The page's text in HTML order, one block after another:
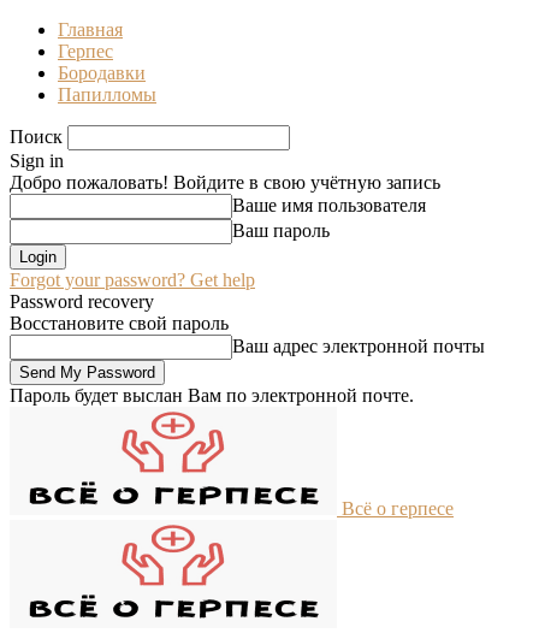
Главная
Герпес
Бородавки
Папилломы
Поиск
Sign in
Добро пожаловать! Войдите в свою учётную запись
Ваше имя пользователя
Ваш пароль
Forgot your password? Get help
Password recovery
Восстановите свой пароль
Ваш адрес электронной почты
Пароль будет выслан Вам по электронной почте.
Всё о герпесе